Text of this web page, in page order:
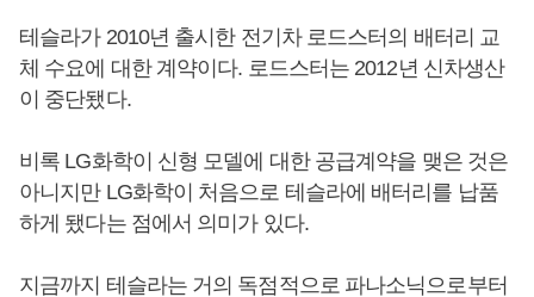
테슬라가 2010년 출시한 전기차 로드스터의 배터리 교
체 수요에 대한 계약이다. 로드스터는 2012년 신차생산
이 중단됐다.
비록 LG화학이 신형 모델에 대한 공급계약을 맺은 것은
아니지만 LG화학이 처음으로 테슬라에 배터리를 납품
하게 됐다는 점에서 의미가 있다.
지금까지 테슬라는 거의 독점적으로 파나소닉으로부터